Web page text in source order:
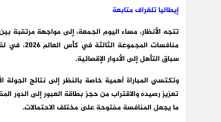
إيطاليا تلغراف متابعة
تتجه الأنظار، مساء اليوم الجمعة، إلى مواجهة مرتقبة
منافسات
سباق التأهل إلى الأدوار الإقصائية.
وتكتسي المباراة أهمية خاصة بالنظر إلى نتائج
تعزيز رصيده والاقتراب من حجز بطاقة العبور إلى الدور
ما يجعل المنافسة مفتوحة على مختلف الاحتمالات.